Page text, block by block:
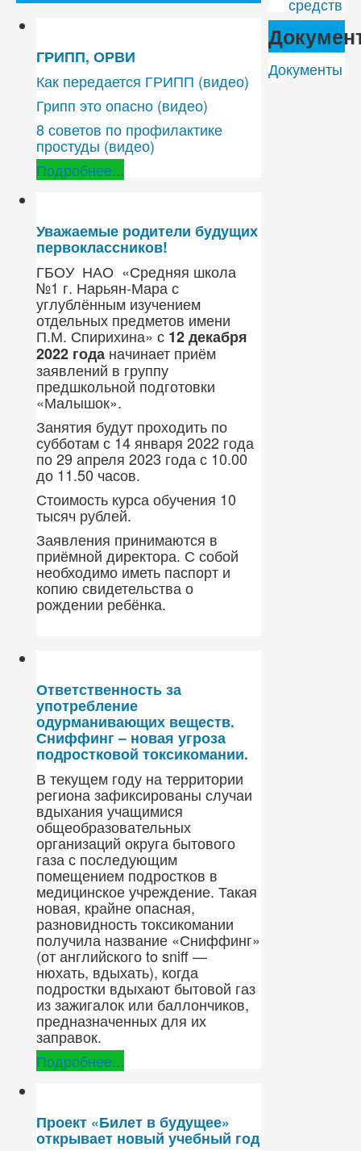
ГРИПП, ОРВИ
Как передается ГРИПП (видео)
Грипп это опасно (видео)
8 советов по профилактике
простуды (видео)
Подробнее...
Уважаемые родители будущих
первоклассников!
ГБОУ НАО «Средняя школа
№1 г. Нарьян-Мара с
углублённым изучением
отдельных предметов имени
П.М. Спирихина» с 12 декабря
2022 года начинает приём
заявлений в группу
предшкольной подготовки
«Малышок».
Занятия будут проходить по
субботам с 14 января 2022 года
по 29 апреля 2023 года с 10.00
до 11.50 часов.
Стоимость курса обучения 10
тысяч рублей.
Заявления принимаются в
приёмной директора. С собой
необходимо иметь паспорт и
копию свидетельства о
рождении ребёнка.
Ответственность за
употребление
одурманивающих веществ.
Сниффинг – новая угроза
подростковой токсикомании.
В текущем году на территории
региона зафиксированы случаи
вдыхания учащимися
общеобразовательных
организаций округа бытового
газа с последующим
помещением подростков в
медицинское учреждение. Такая
новая, крайне опасная,
разновидность токсикомании
получила название «Сниффинг»
(от английского to sniff —
нюхать, вдыхать), когда
подростки вдыхают бытовой газ
из зажигалок или баллончиков,
предназначенных для их
заправок.
Подробнее...
Проект «Билет в будущее»
открывает новый учебный год
Документы